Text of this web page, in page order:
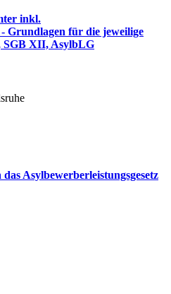
inkl.
Grundlagen für die jeweilige
SGB XII, AsylbLG
Asylbewerberleistungsgesetz